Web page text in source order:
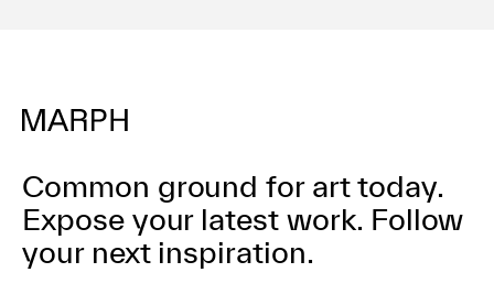
Common ground for art today.
Expose your latest work. Follow
your next inspiration.